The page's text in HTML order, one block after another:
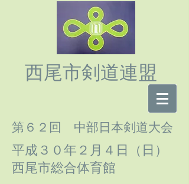
西尾市剣道連盟
第６２ 回 中部日本剣道大会
平成３０年２月４日（日）
西尾市総合体育館